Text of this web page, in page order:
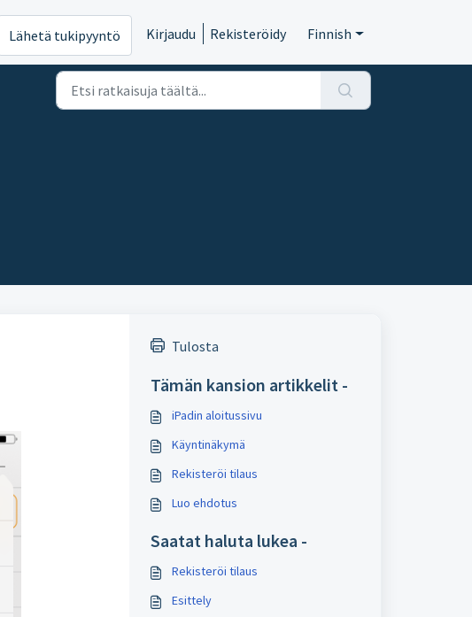
Lähetä tukipyyntö Kirjaudu Rekisteröidy Finnish
Tulosta
Tämän kansion artikkelit -
iPadin aloitussivu
Käyntinäkymä
Rekisteröi tilaus
Luo ehdotus
Saatat haluta lukea -
Rekisteröi tilaus
Esittely